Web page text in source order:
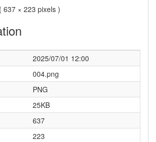
( 637 × 223 pixels )
2025/07/01 12:00
004.png
PNG
25KB
637
223